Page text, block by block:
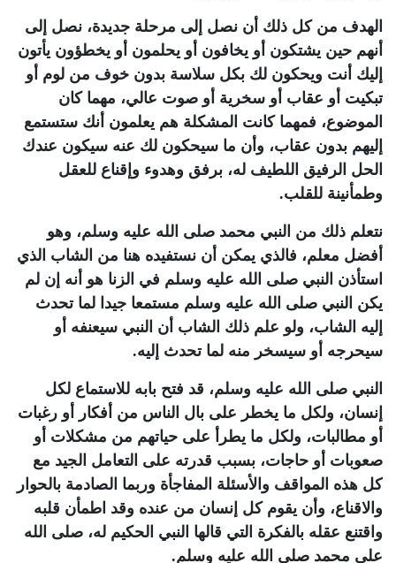
الهدف من كل ذلك أن نصل إلى مرحلة جديدة، نصل إلى
أنهم حين يشتكون أو يخافون أو يحلمون أو يخطؤون يأتون
إليك أنت ويحكون لك بكل سلاسة بدون خوف من لوم أو
تبكيت أو عقاب أو سخرية أو صوت عالي، مهما كان
الموضوع، فمهما كانت المشكلة هم يعلمون أنك ستستمع
إليهم بدون عقاب، وأن ما سيحكون لك عنه سيكون عندك
الحل الرفيق اللطيف له، برفق وهدوء وإقناع للعقل
وطمأنينة للقلب.
نتعلم ذلك من النبي محمد صلى الله عليه وسلم، وهو
أفضل معلم، فالذي يمكن أن نستفيده هنا من الشاب الذي
استأذن النبي صلى الله عليه وسلم في الزنا هو أنه إن لم
يكن النبي صلى الله عليه وسلم مستمعا جيدا لما تحدث
إليه الشاب، ولو علم ذلك الشاب أن النبي سيعنفه أو
سيحرجه أو سيسخر منه لما تحدث إليه.
النبي صلى الله عليه وسلم، قد فتح بابه للاستماع لكل
إنسان، ولكل ما يخطر على بال الناس من أفكار أو رغبات
أو مطالبات، ولكل ما يطرأ على حياتهم من مشكلات أو
صعوبات أو حاجات، بسبب قدرته على التعامل الجيد مع
كل هذه المواقف والأسئلة المفاجأة وربما الصادمة بالحوار
والاقناع، وأن يقوم كل إنسان من عنده وقد اطمأن قلبه
واقتنع عقله بالفكرة التي قالها النبي الحكيم له، صلى الله
على محمد صلى الله عليه وسلم.